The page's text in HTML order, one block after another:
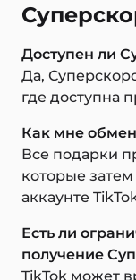
Доступен ли
Да,
где доступна
Как мне
Все подарки
которые
аккаунте
Есть ли
получение
TikTok может